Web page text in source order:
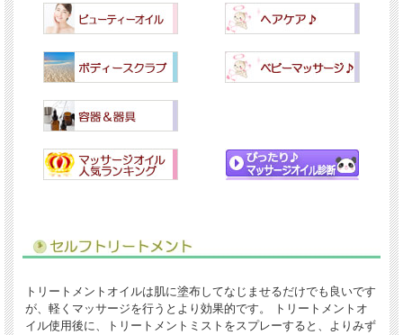
トリートメントオイルは肌に塗布してなじませるだけでも良いです
が、軽くマッサージを行うとより効果的です。 トリートメントオ
イル使用後に、トリートメントミストをスプレーすると、よりみず